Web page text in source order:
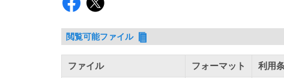
閲覧可能ファイル
ファイル フォーマット 利用